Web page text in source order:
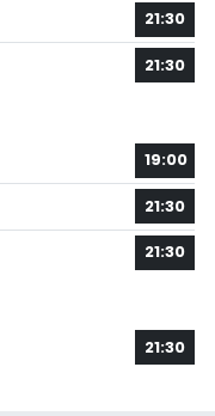
21:30
21:30
19:00
21:30
21:30
21:30